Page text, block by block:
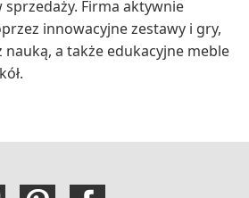
Firma aktywnie
innowacyjne zestawy i gry,
nauką, a także edukacyjne meble